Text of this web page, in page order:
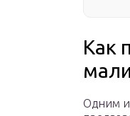
Как
Одним